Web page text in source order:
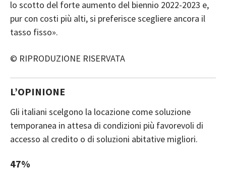
lo scotto del forte aumento del biennio 2022-2023 e,
pur con costi più alti, si preferisce scegliere ancora il
tasso fisso».
© RIPRODUZIONE RISERVATA
L’OPINIONE
Gli italiani scelgono la locazione come soluzione
temporanea in attesa di condizioni più favorevoli di
accesso al credito o di soluzioni abitative migliori.
47%